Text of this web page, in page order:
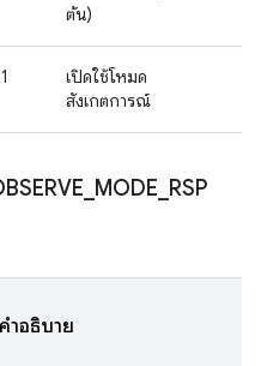
ต้น)
เปิดใช้โหมด
สังเกตการณ์
MODE RSP
ำอธิบาย